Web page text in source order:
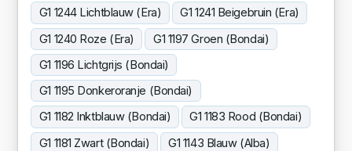
G1 1244 Lichtblauw (Era)
G1 1241 Beigebruin (Era)
G1 1240 Roze (Era)
G1 1197 Groen (Bondai)
G1 1196 Lichtgrijs (Bondai)
G1 1195 Donkeroranje (Bondai)
G1 1182 Inktblauw (Bondai)
G1 1183 Rood (Bondai)
G1 1181 Zwart (Bondai)
G1 1143 Blauw (Alba)